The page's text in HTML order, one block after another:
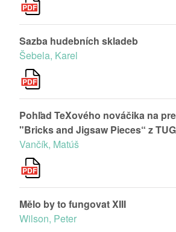
Sazba hudebních skladeb
Šebela, Karel
Pohľad TeXového nováčika na
"Bricks and Jigsaw Pieces“ z
Vančík, Matúš
Mělo by to fungovat XIII
Wilson, Peter